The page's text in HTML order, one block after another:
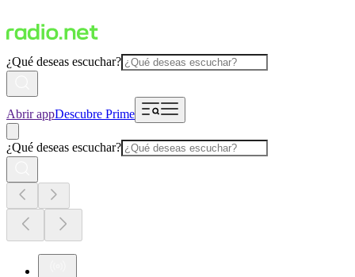
¿Qué deseas escuchar?
Abrir appDescubre Prime
¿Qué deseas escuchar?